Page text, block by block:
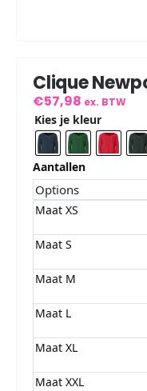
Clique
€57,98 ex. BTW
Kies je kleur
Aantallen
Options
Maat XS
Maat S
Maat M
Maat L
Maat XL
Maat XXL